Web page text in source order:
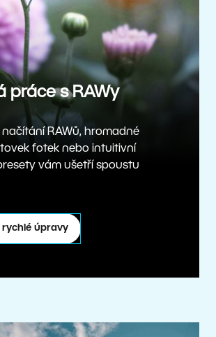
práce s RAWy
načítání RAWů, hromadné
fotek nebo intuitivní
vám ušetří spoustu
rychlé úpravy